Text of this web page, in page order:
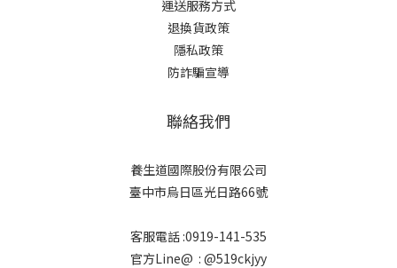
運送服務方式
退換貨政策
隱私政策
防詐騙宣導
聯絡我們
養生道國際股份有限公司
臺中市烏日區光日路66號
客服電話 :0919-141-535
官方Line@ : @519ckjyy